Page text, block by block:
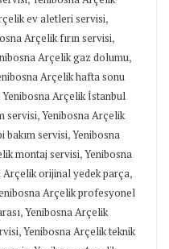
ev aletleri servisi,
Arçelik fırın servisi,
Arçelik gaz dolumu,
Arçelik hafta sonu
Yenibosna Arçelik İstanbul
servisi,Yenibosna Arçelik
bakım servisi,Yenibosna
montaj servisi,Yenibosna
Arçelik orijinal yedek parça,
Arçelik profesyonel
,Yenibosna Arçelik
,Yenibosna Arçelik teknik